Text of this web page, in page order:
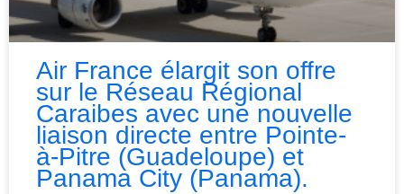
Air France élargit son offre
sur le Réseau Régional
Caraibes avec une nouvelle
liaison directe entre Pointe-
à-Pitre (Guadeloupe) et
Panama City (Panama).